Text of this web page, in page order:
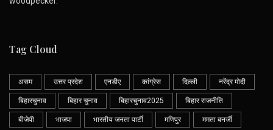
Tag Cloud
असम उत्तर प्रदेश एनडीए कांग्रेस दिल्ली नरेंद्र मोदी
बिहारचुनाव बिहार चुनाव बिहारचुनाव2025 बिहार राजनीति
बीजेपी भाजपा भारतीय जनता पार्टी मणिपुर ममता बनर्जी